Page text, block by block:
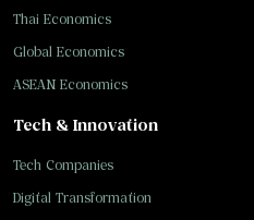
Tech & Innovation
Tech Companies
Digital Transformation
Thai Economics
Global Economics
ASEAN Economics